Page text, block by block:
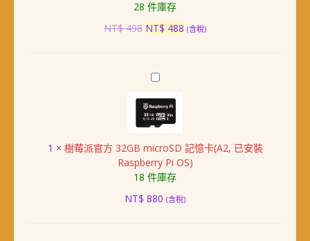
電
源
(27W,
US)
(黑)
28 件庫存
NT$498 原
格：
NT$ 498。
NT$ 488 目
(含稅)
樹
派
官
方
32GB
microSD
記
憶
1 × 樹莓派官方 32GB microSD 記憶卡(A2, 已安裝
Raspberry Pi OS)
18 件庫存
NT$ 880 (含稅)